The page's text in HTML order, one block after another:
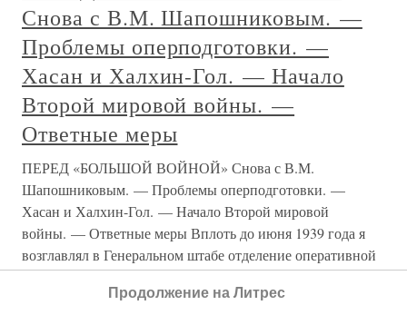
Снова с В.М. Шапошниковым. —
Проблемы оперподготовки. —
Хасан и Халхин-Гол. — Начало
Второй мировой войны. —
Ответные меры
ПЕРЕД «БОЛЬШОЙ ВОЙНОЙ» Снова с В.М.
Шапошниковым. — Проблемы оперподготовки. —
Хасан и Халхин-Гол. — Начало Второй мировой
войны. — Ответные меры Вплоть до июня 1939 года я
возглавлял в Генеральном штабе отделение оперативной
подготовки. Основное время уходило у меня в
Продолжение на Литрес